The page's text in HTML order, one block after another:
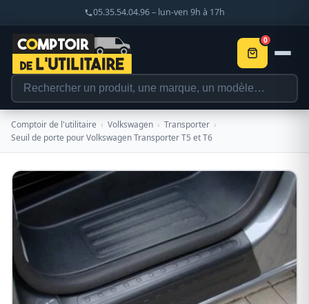
05.35.54.04.96 – lun-ven 9h à 17h
0
Comptoir de l'utilitaire › Volkswagen › Transporter ›
Seuil de porte pour Volkswagen Transporter T5 et T6